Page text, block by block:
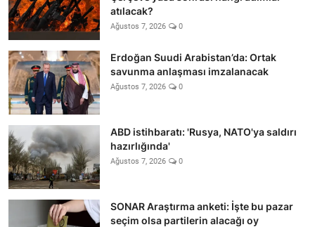
atılacak?
Ağustos 7, 2026 0
Erdoğan Suudi Arabistan’da: Ortak
savunma anlaşması imzalanacak
Ağustos 7, 2026 0
ABD istihbaratı: 'Rusya, NATO'ya saldırı
hazırlığında'
Ağustos 7, 2026 0
SONAR Araştırma anketi: İşte bu pazar
seçim olsa partilerin alacağı oy